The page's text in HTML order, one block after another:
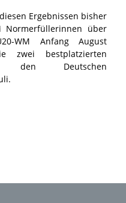
Ergebnissen bisher
Normerfüllerinnen über
WM Anfang August
zwei bestplatzierten
den Deutschen